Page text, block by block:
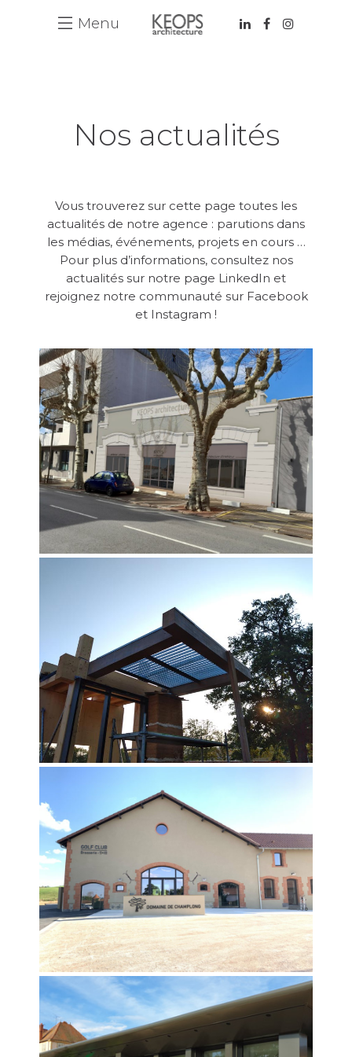
Menu
Nos actualités
Vous trouverez sur cette page toutes les
actualités de notre agence : parutions dans
les médias, événements, projets en cours …
Pour plus d’informations, consultez nos
actualités sur notre page LinkedIn et
rejoignez notre communauté sur Facebook
et Instagram !
22 décembre 2023
Actualité 2024
Une nouvelle adresse pour notre agence
Après plusieurs mois de travaux, l’agence
KEOPS ARCHITECTURE intégrera ses
à ROANNE. Juste à côté de ses bureaux
actuels, l’agence déménagera début janvier
2024 et pourra vous accueillir dès le 22
Janvier. Ancienne usine de faïencerie
renommée sur le Roannais, le local a été
totalement rénové, dans le respect du bâti
ancien. L’équipe a travaillé sur
l’aménagement pour optimiser au
maximum l’espace. Création d’un espace
d’accueil, un espace de travail pour la partie
production, une salle de réunion et
aménagement d’une petite cour […]
Chantier en cours – Lycée
Agricole Chervé
Photos de prototype pour essais techniques
– Bois – Paille – Pisé Reconstruction et
réhabilitation du Lycée Agricole : zone
administrative, internat, salle de classe…, en
site occupé.
5 juin 2020
Réceptionné- Construction
d’un Club House
Toutes les étapes du chantier de
construction du golf club du Domaine de
Champlong à Villerest.
21 février 2020
Réceptionné –